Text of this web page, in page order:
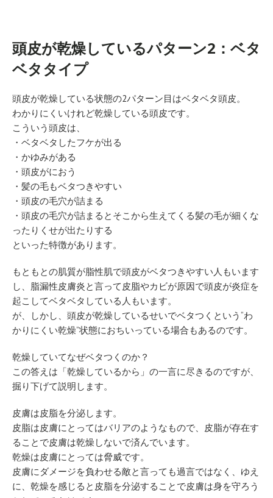
頭皮が乾燥しているパターン2：ベタ
ベタタイプ
頭皮が乾燥している状態の2パターン目はベタベタ頭皮。
わかりにくいけれど乾燥している頭皮です。
こういう頭皮は、
・ベタベタしたフケが出る
・かゆみがある
・頭皮がにおう
・髪の毛もベタつきやすい
・頭皮の毛穴が詰まる
・頭皮の毛穴が詰まるとそこから生えてくる髪の毛が細くな
ったりくせが出たりする
といった特徴があります。
もともとの肌質が脂性肌で頭皮がベタつきやすい人もいます
し、脂漏性皮膚炎と言って皮脂やカビが原因で頭皮が炎症を
起こしてベタベタしている人もいます。
が、しかし、頭皮が乾燥しているせいでベタつくという“わ
かりにくい乾燥”状態におちいっている場合もあるのです。
乾燥していてなぜベタつくのか？
この答えは「乾燥しているから」の一言に尽きるのですが、
掘り下げて説明します。
皮膚は皮脂を分泌します。
皮脂は皮膚にとってはバリアのようなもので、皮脂が存在す
ることで皮膚は乾燥しないで済んでいます。
乾燥は皮膚にとっては脅威です。
皮膚にダメージを負わせる敵と言っても過言ではなく、ゆえ
に、乾燥を感じると皮脂を分泌することで皮膚は身を守ろう